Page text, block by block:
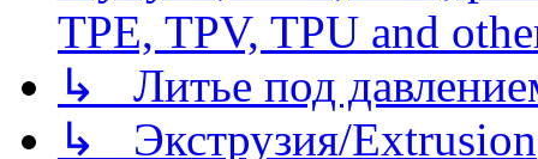
TPE, TPV, TPU and
↳ Литье под
↳ Экструзия/Extrusion